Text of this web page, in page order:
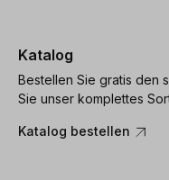
Katalog
Bestellen Sie gratis den
Sie unser komplettes
Katalog bestellen